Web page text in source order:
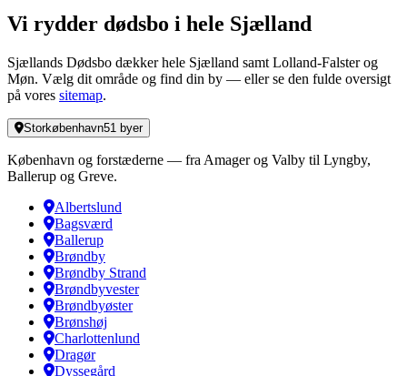
Vi rydder dødsbo i hele Sjælland
Sjællands Dødsbo dækker hele Sjælland samt Lolland-Falster og
Møn. Vælg dit område og find din by — eller se den fulde oversigt
på vores sitemap.
Storkøbenhavn51 byer
København og forstæderne — fra Amager og Valby til Lyngby,
Ballerup og Greve.
Albertslund
Bagsværd
Ballerup
Brøndby
Brøndby Strand
Brøndbyvester
Brøndbyøster
Brønshøj
Charlottenlund
Dragør
Dyssegård